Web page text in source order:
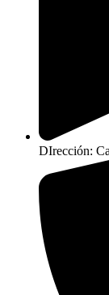
DIrección: